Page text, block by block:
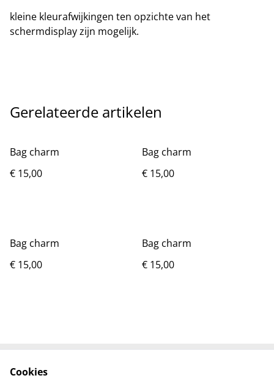
kleine kleurafwijkingen ten opzichte van het
schermdisplay zijn mogelijk.
Gerelateerde artikelen
Bag charm
€ 15,00
Bag charm
€ 15,00
Bag charm
€ 15,00
Bag charm
€ 15,00
Cookies